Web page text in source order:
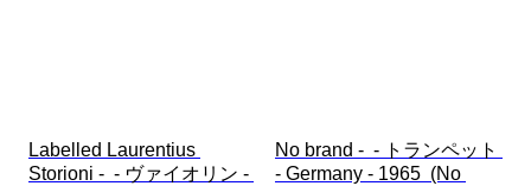
Labelled Laurentius
Storioni -  - ヴァイオリン -
No brand -  - トランペット
- Germany - 1965  (No